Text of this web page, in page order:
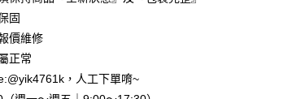
欲分期的期數、繳款截止日，確認付款後即
用金額請依後續交易確認頁面所載為準。
況，表示未達大哥付你分期系統評分，恕
品之後才付款」的支付方式。 讓您購物簡單
綁卡、不需儲值。
認證，即可結帳。
後，再付款。
固
價維修
正常
，人工下單唷~